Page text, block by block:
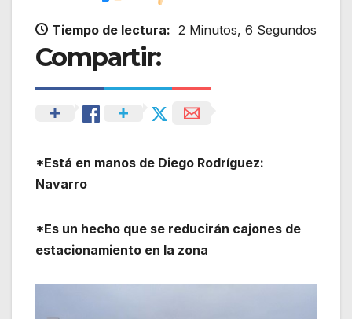
Tiempo de lectura: 2 Minutos, 6 Segundos
Compartir:
*Está en manos de Diego Rodríguez:
Navarro
*Es un hecho que se reducirán cajones de
estacionamiento en la zona